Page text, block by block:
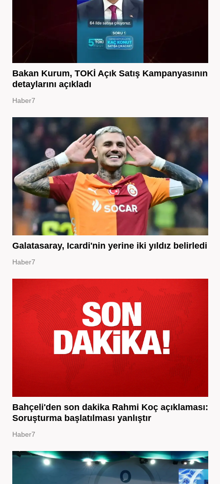
Bakan Kurum, TOKİ Açık Satış Kampanyasının
detaylarını açıkladı
Haber7
Galatasaray, Icardi'nin yerine iki yıldız belirledi
Haber7
Bahçeli'den son dakika Rahmi Koç açıklaması:
Soruşturma başlatılması yanlıştır
Haber7